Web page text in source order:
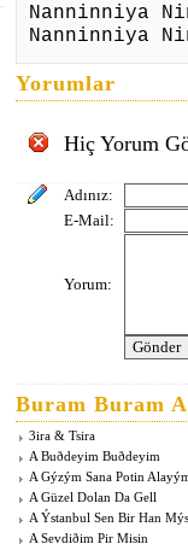
Nanninniya
Nanninniya
Yorumlar
Hiç Yorum
Adınız:
E-Mail:
Yorum:
Buram Buram
3ira & Tsira
A Buðdeyim Buðdeyim
A Gýzým Sana Potin
A Güzel Dolan Da Gell
A Ýstanbul Sen Bir Han
A Sevdiðim Pir Misin